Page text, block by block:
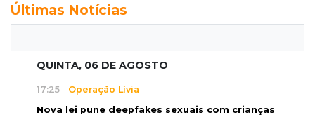
Últimas Notícias
QUINTA, 06 DE AGOSTO
17:25 Operação Lívia
Nova lei pune deepfakes sexuais com crianças